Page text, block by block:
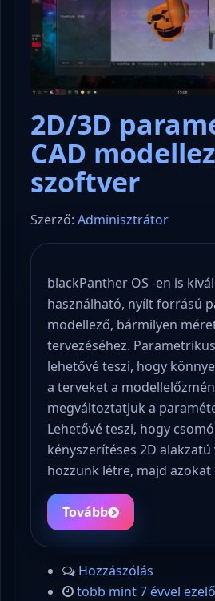
2D/3D
CAD
szoftver
Szerző: Adminisztrátor
blackPanther OS -en is
használható, nyílt forrású
modellező, bármilyen
tervezéséhez.
lehetővé teszi, hogy
a terveket a
megváltoztatjuk a
Lehetővé teszi, hogy
kényszerítéses 2D
hozzunk létre, majd
Tovább
Hozzászólás
több mint 7 évvel